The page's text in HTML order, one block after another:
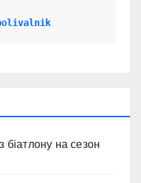
біатлону на сезон